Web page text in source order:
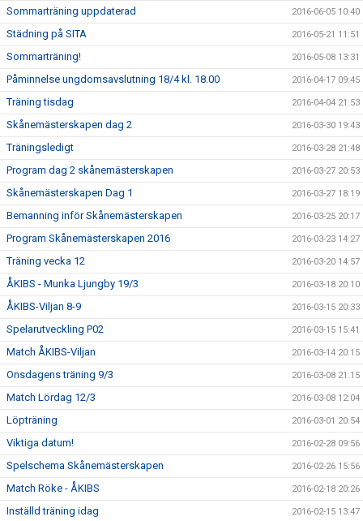
Sommarträning uppdaterad 2016-06-05 10:40
Städning på SITA 2016-05-21 11:51
Sommarträning! 2016-05-08 13:31
Påminnelse ungdomsavslutning 18/4 kl. 18.00 2016-04-17 09:45
Träning tisdag 2016-04-04 21:53
Skånemästerskapen dag 2 2016-03-30 19:43
Träningsledigt 2016-03-28 21:48
Program dag 2 skånemästerskapen 2016-03-27 20:53
Skånemästerskapen Dag 1 2016-03-27 18:19
Bemanning inför Skånemästerskapen 2016-03-25 20:17
Program Skånemästerskapen 2016 2016-03-23 14:27
Träning vecka 12 2016-03-20 14:57
ÅKIBS - Munka Ljungby 19/3 2016-03-18 20:10
ÅKIBS-Viljan 8-9 2016-03-15 20:33
Spelarutveckling P02 2016-03-15 15:41
Match ÅKIBS-Viljan 2016-03-14 20:15
Onsdagens träning 9/3 2016-03-08 21:15
Match Lördag 12/3 2016-03-08 12:04
Löpträning 2016-03-01 20:54
Viktiga datum! 2016-02-28 09:56
Spelschema Skånemästerskapen 2016-02-26 15:56
Match Röke - ÅKIBS 2016-02-18 20:26
Inställd träning idag 2016-02-15 13:47